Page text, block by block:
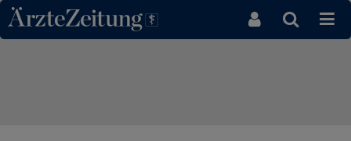
Direkt zum Inhaltsbereich